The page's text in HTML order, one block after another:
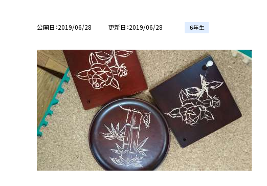
公開日 2019/06/28 更新日 2019/06/28 ６年生